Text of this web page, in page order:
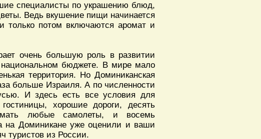
специалисты по украшению блюд,
Ведь вкушение пищи начинается
только потом включаются аромат и
очень большую роль в развитии
национальном бюджете. В мире мало
территория. Но Доминиканская
больше Израиля. А по численности
И здесь есть все условия для
хорошие дороги, десять
любые самолеты, и восемь
на Доминикане уже оценили и ваши
туристов из России.